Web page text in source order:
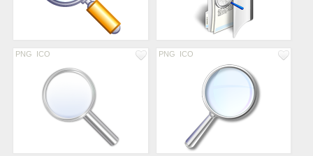
PNG ICO PNG ICO